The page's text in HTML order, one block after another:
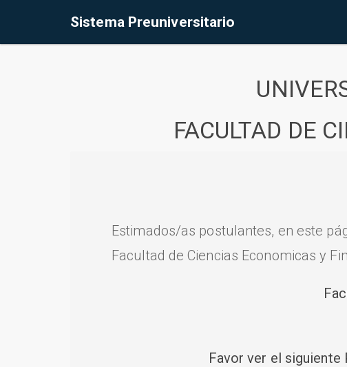
Sistema Preuniversitario
FACULTAD DE
Estimados/as postulantes, en este
Facultad de Ciencias Economicas y
Favor ver el siguiente